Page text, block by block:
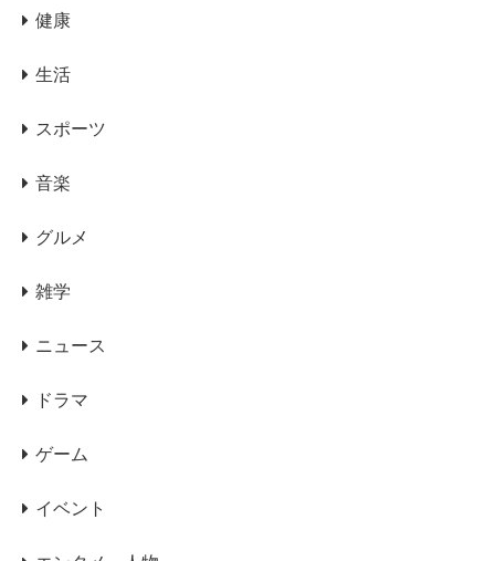
健康
生活
スポーツ
音楽
グルメ
雑学
ニュース
ドラマ
ゲーム
イベント